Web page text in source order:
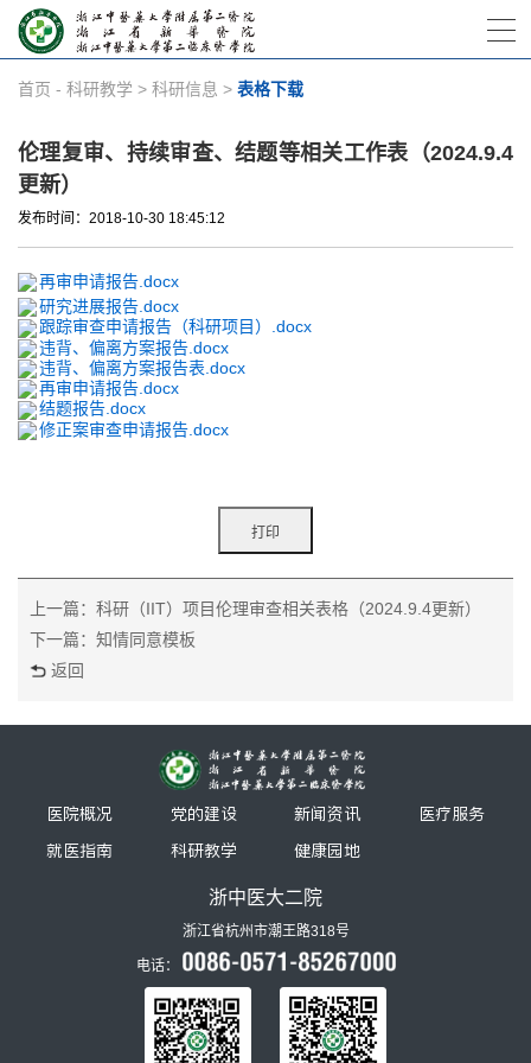
首页 - 科研教学 > 科研信息 > 表格下载
伦理复审、持续审查、结题等相关工作表（2024.9.4
更新）
发布时间：2018-10-30 18:45:12
再审申请报告.docx
研究进展报告.docx
跟踪审查申请报告（科研项目）.docx
违背、偏离方案报告.docx
违背、偏离方案报告表.docx
再审申请报告.docx
结题报告.docx
修正案审查申请报告.docx
上一篇：科研（IIT）项目伦理审查相关表格（2024.9.4更新）
下一篇：知情同意模板
返回
医院概况 党的建设 新闻资讯
医疗服务
就医指南
科研教学 健康园地
浙中医大二院
浙江省杭州市潮王路318号
电话：